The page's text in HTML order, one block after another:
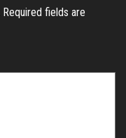
Required fields are